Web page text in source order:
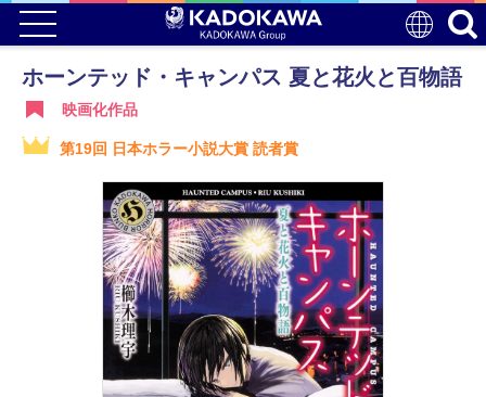
ホーンテッド・キャンパス 夏と花火と百物語
映画化作品
第19回 日本ホラー小説大賞 読者賞